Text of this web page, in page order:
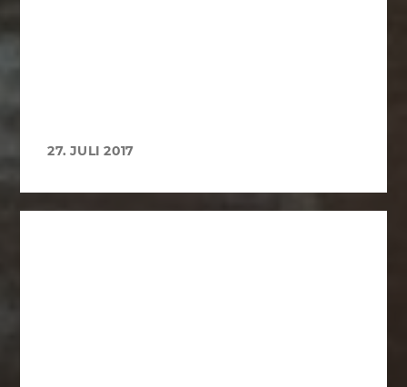
27. JULI 2017